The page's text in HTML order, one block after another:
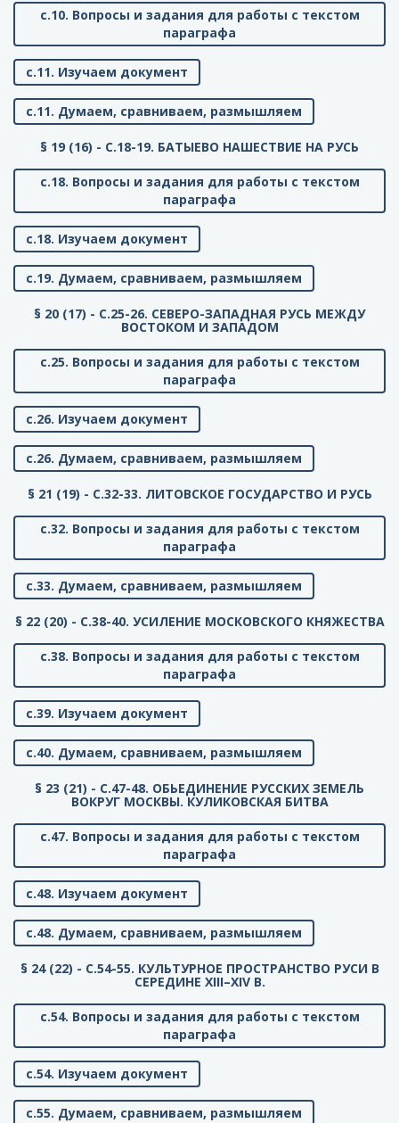
с.10. Вопросы и задания для работы с текстом
параграфа
с.11. Изучаем документ
с.11. Думаем, сравниваем, размышляем
§ 19 (16) - C.18-19. БАТЫЕВО НАШЕСТВИЕ НА РУСЬ
с.18. Вопросы и задания для работы с текстом
параграфа
с.18. Изучаем документ
с.19. Думаем, сравниваем, размышляем
§ 20 (17) - C.25-26. СЕВЕРО-ЗАПАДНАЯ РУСЬ МЕЖДУ
ВОСТОКОМ И ЗАПАДОМ
с.25. Вопросы и задания для работы с текстом
параграфа
с.26. Изучаем документ
с.26. Думаем, сравниваем, размышляем
§ 21 (19) - C.32-33. ЛИТОВСКОЕ ГОСУДАРСТВО И РУСЬ
с.32. Вопросы и задания для работы с текстом
параграфа
с.33. Думаем, сравниваем, размышляем
§ 22 (20) - C.38-40. УСИЛЕНИЕ МОСКОВСКОГО КНЯЖЕСТВА
с.38. Вопросы и задания для работы с текстом
параграфа
с.39. Изучаем документ
с.40. Думаем, сравниваем, размышляем
§ 23 (21) - C.47-48. ОБЬЕДИНЕНИЕ РУССКИХ ЗЕМЕЛЬ
ВОКРУГ МОСКВЫ. КУЛИКОВСКАЯ БИТВА
с.47. Вопросы и задания для работы с текстом
параграфа
с.48. Изучаем документ
с.48. Думаем, сравниваем, размышляем
§ 24 (22) - C.54-55. КУЛЬТУРНОЕ ПРОСТРАНСТВО РУСИ В
СЕРЕДИНЕ XIII–XIV В.
с.54. Вопросы и задания для работы с текстом
параграфа
с.54. Изучаем документ
с.55. Думаем, сравниваем, размышляем